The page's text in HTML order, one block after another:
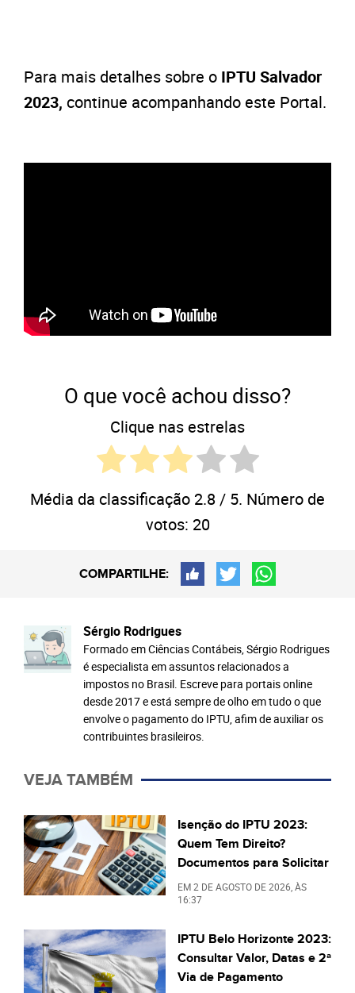
Para mais detalhes sobre o IPTU Salvador
2023, continue acompanhando este Portal.
O que você achou disso?
Clique nas estrelas
Média da classificação 2.8/ 5. Número de
votos: 20
COMPARTILHE:
Sérgio Rodrigues
Formado em Ciências Contábeis, Sérgio Rodrigues
é especialista em assuntos relacionados a
impostos no Brasil. Escreve para portais online
desde 2017 e está sempre de olho em tudo o que
envolve o pagamento do IPTU, afim de auxiliar os
contribuintes brasileiros.
VEJA TAMBÉM
Isenção do IPTU 2023:
Quem Tem Direito?
Documentos para Solicitar
EM2 DE AGOSTO DE 2026 , ÀS
16:37
IPTU Belo Horizonte 2023:
Consultar Valor, Datas e 2ª
Via de Pagamento